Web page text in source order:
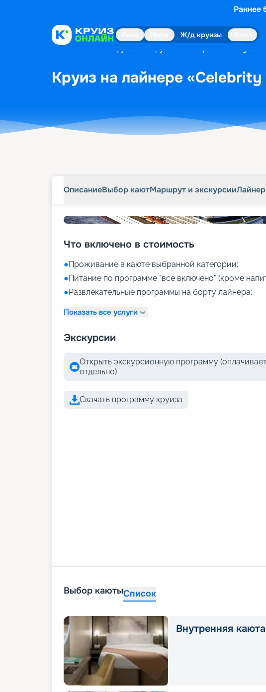
Раннее
Ж/д круизы
Главная Поиск круизов Круиз на лайнере «Celebrity
Круиз на лайнере
ОписаниеВыбор каютМаршрут и экскурсииЛайнер
Что включено в стоимость
●Проживание в каюте выбранной категории;
●Питание по программе "все включено" (кроме
●Развлекательные программы на борту лайнера;
Показать все услуги
Экскурсии
Открыть экскурсионную программу
отдельно)
Скачать программу круиза
Выбор каютыСписок
Внутренняя каюта